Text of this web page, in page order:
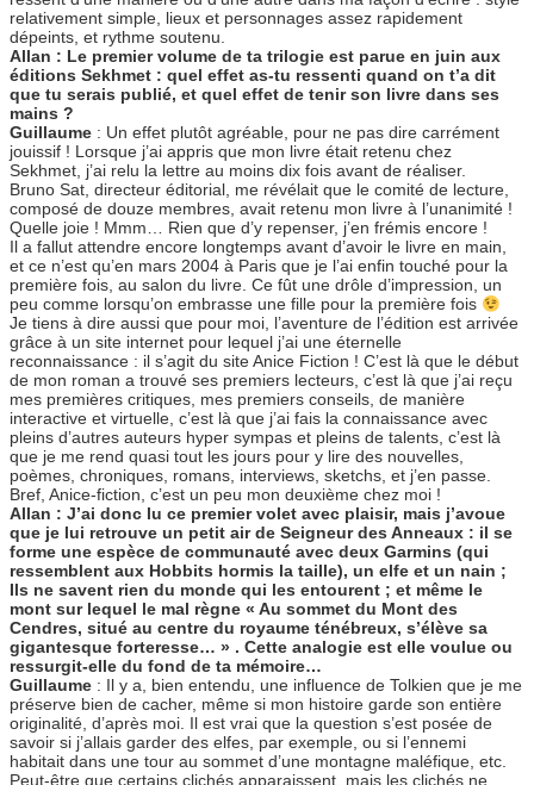
relativement simple, lieux et personnages assez rapidement
dépeints, et rythme soutenu.
Allan : Le premier volume de ta trilogie est parue en juin aux
éditions Sekhmet : quel effet as-tu ressenti quand on t’a dit
que tu serais publié, et quel effet de tenir son livre dans ses
mains ?
Guillaume : Un effet plutôt agréable, pour ne pas dire carrément
jouissif ! Lorsque j’ai appris que mon livre était retenu chez
Sekhmet, j’ai relu la lettre au moins dix fois avant de réaliser.
Bruno Sat, directeur éditorial, me révélait que le comité de lecture,
composé de douze membres, avait retenu mon livre à l’unanimité !
Quelle joie ! Mmm… Rien que d’y repenser, j’en frémis encore !
Il a fallut attendre encore longtemps avant d’avoir le livre en main,
et ce n’est qu’en mars 2004 à Paris que je l’ai enfin touché pour la
première fois, au salon du livre. Ce fût une drôle d’impression, un
peu comme lorsqu’on embrasse une fille pour la première fois
Je tiens à dire aussi que pour moi, l’aventure de l’édition est arrivée
grâce à un site internet pour lequel j’ai une éternelle
reconnaissance : il s’agit du site Anice Fiction ! C’est là que le début
de mon roman a trouvé ses premiers lecteurs, c’est là que j’ai reçu
mes premières critiques, mes premiers conseils, de manière
interactive et virtuelle, c’est là que j’ai fais la connaissance avec
pleins d’autres auteurs hyper sympas et pleins de talents, c’est là
que je me rend quasi tout les jours pour y lire des nouvelles,
poèmes, chroniques, romans, interviews, sketchs, et j’en passe.
Bref, Anice-fiction, c’est un peu mon deuxième chez moi !
Allan : J’ai donc lu ce premier volet avec plaisir, mais j’avoue
que je lui retrouve un petit air de Seigneur des Anneaux : il se
forme une espèce de communauté avec deux Garmins (qui
ressemblent aux Hobbits hormis la taille), un elfe et un nain ;
Ils ne savent rien du monde qui les entourent ; et même le
mont sur lequel le mal règne « Au sommet du Mont des
Cendres, situé au centre du royaume ténébreux, s’élève sa
gigantesque forteresse… » . Cette analogie est elle voulue ou
ressurgit-elle du fond de ta mémoire…
Guillaume : Il y a, bien entendu, une influence de Tolkien que je me
préserve bien de cacher, même si mon histoire garde son entière
originalité, d’après moi. Il est vrai que la question s’est posée de
savoir si j’allais garder des elfes, par exemple, ou si l’ennemi
habitait dans une tour au sommet d’une montagne maléfique, etc.
Peut-être que certains clichés apparaissent, mais les clichés ne